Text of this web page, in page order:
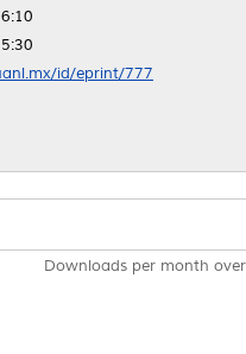
id/eprint/777
Downloads per month